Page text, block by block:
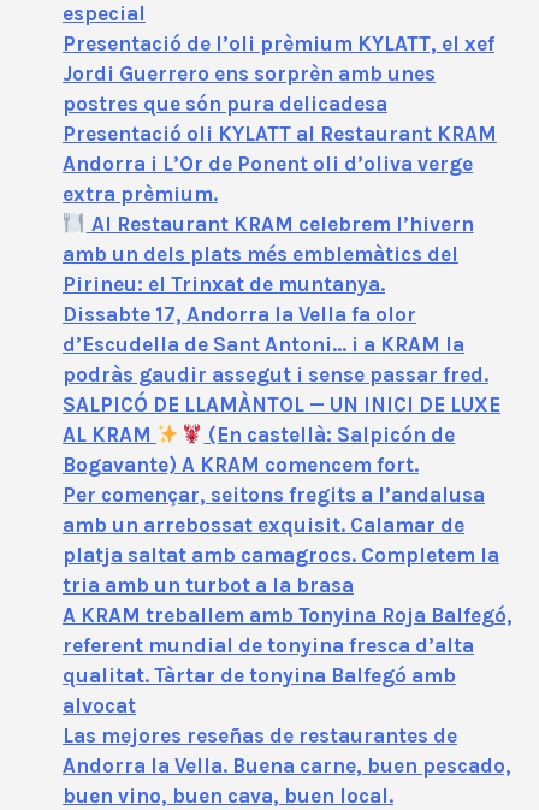
especial
Presentació de l’oli prèmium KYLATT, el xef
Jordi Guerrero ens sorprèn amb unes
postres que són pura delicadesa
Presentació oli KYLATT al Restaurant KRAM
Andorra i L’Or de Ponent oli d’oliva verge
extra prèmium.
Al Restaurant KRAM celebrem l’hivern
amb un dels plats més emblemàtics del
Pirineu: el Trinxat de muntanya.
Dissabte 17, Andorra la Vella fa olor
d’Escudella de Sant Antoni… i a KRAM la
podràs gaudir assegut i sense passar fred.
SALPICÓ DE LLAMÀNTOL — UN INICI DE LUXE
AL KRAM
(En castellà: Salpicón de
Bogavante) A KRAM comencem fort.
Per començar, seitons fregits a l’andalusa
amb un arrebossat exquisit. Calamar de
platja saltat amb camagrocs. Completem la
tria amb un turbot a la brasa
A KRAM treballem amb Tonyina Roja Balfegó,
referent mundial de tonyina fresca d’alta
qualitat. Tàrtar de tonyina Balfegó amb
alvocat
Las mejores reseñas de restaurantes de
Andorra la Vella. Buena carne, buen pescado,
buen vino, buen cava, buen local.